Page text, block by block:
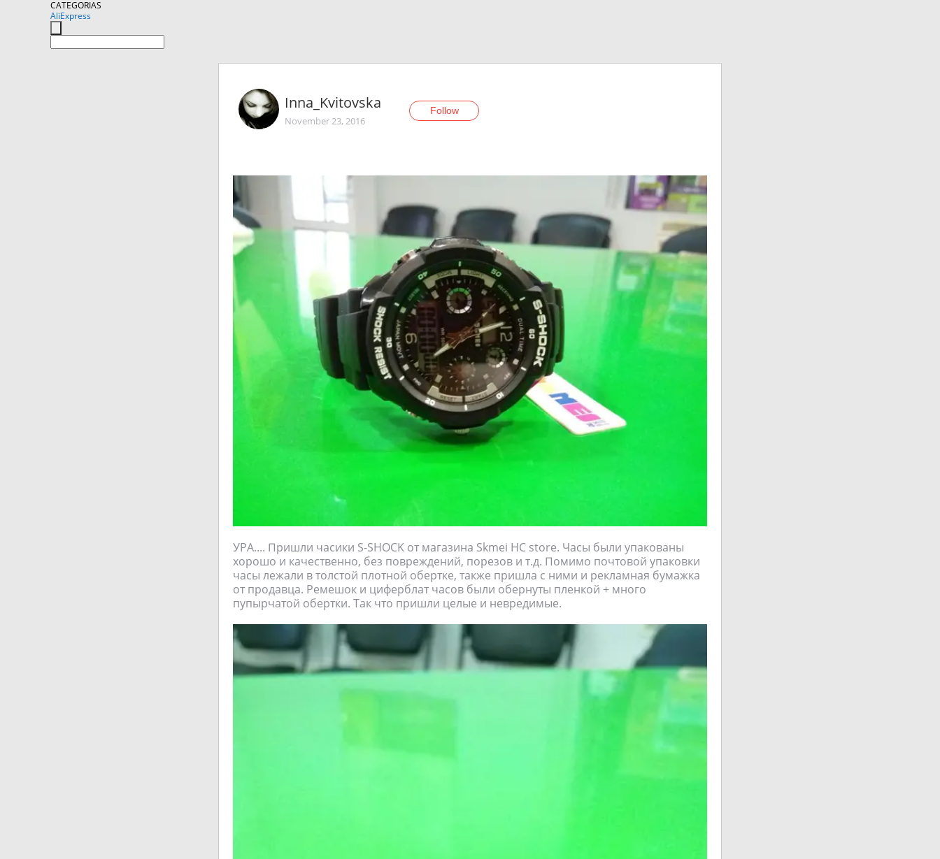
CATEGORIAS
AliExpress
Inna_Kvitovska
November 23, 2016
Follow
УРА.... Пришли часики S-SHOCK от магазина Skmei HC store. Часы были упакованы
хорошо и качественно, без повреждений, порезов и т.д. Помимо почтовой упаковки
часы лежали в толстой плотной обертке, также пришла с ними и рекламная бумажка
от продавца. Ремешок и циферблат часов были обернуты пленкой + много
пупырчатой обертки. Так что пришли целые и невредимые.